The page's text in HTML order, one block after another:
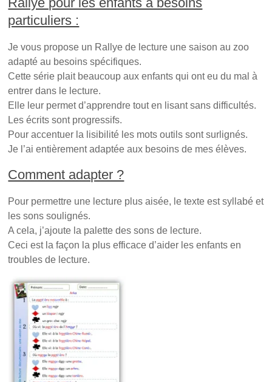
e
l
l
e
e
n
ê
t
r
)
l
l
e
f
n
ê
t
r
e
v
e
f
e
n
ê
t
e
particuliers :
Je vous propose un Rallye de lecture une saison au zoo
adapté au besoins spécifiques.
Cette série plait beaucoup aux enfants qui ont eu du mal à
entrer dans le lecture.
Elle leur permet d’apprendre tout en lisant sans difficultés.
Les écrits sont progressifs.
Pour accentuer la lisibilité les mots outils sont surlignés.
Je l’ai entièrement adaptée aux besoins de mes élèves.
Comment adapter ?
Pour permettre une lecture plus aisée, le texte est syllabé et
les sons soulignés.
A cela, j’ajoute la palette des sons de lecture.
Ceci est la façon la plus efficace d’aider les enfants en
troubles de lecture.